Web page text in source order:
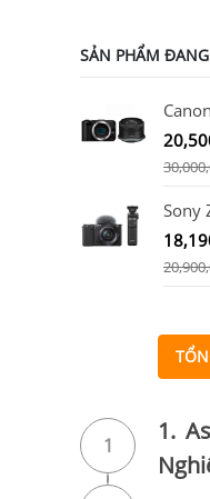
SẢN PHẨM
1
1.